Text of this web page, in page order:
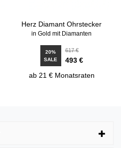
Herz Diamant Ohrstecker
in Gold mit Diamanten
20%
SALE
617 €
493 €
ab 21 € Monatsraten